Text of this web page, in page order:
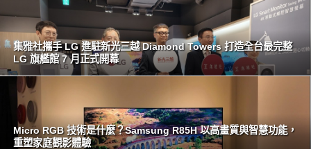
集雅社攜手 LG 進駐新光三越 Diamond Towers 打造全台最完整
LG 旗艦館 7 月正式開幕
Micro RGB 技術是什麼？Samsung R85H 以高畫質與智慧功能，
重塑家庭觀影體驗